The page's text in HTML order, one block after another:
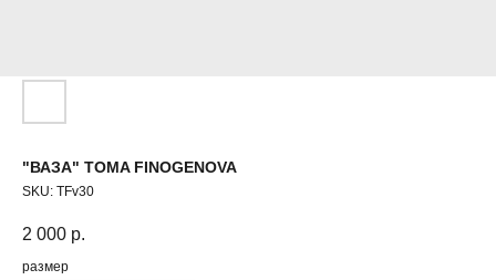
"ВАЗА" TOMA FINOGENOVA
SKU: TFv30
2 000 р.
размер